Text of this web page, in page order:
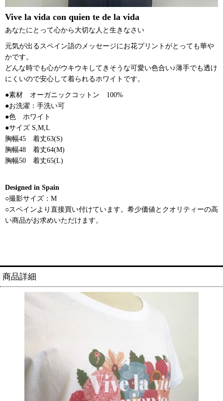
Vive la vida con quien te de la vida
あなたにとって心から大切な人と生きなさい
元気が出るスペイン語のメッセージにお花プリントがとっても華や
かです。
どんな時でも心がウキウキしてきそうな可愛い色合い♪薄手でも透け
にくいので安心して着られるホワイトです。
●素材 オーガニックコットン 100%
●お洗濯：手洗い可
●色 ホワイト
●サイズ S,M,L
胸幅45 着丈63(S)
胸幅48 着丈64(M)
胸幅50 着丈65(L)
Designed in Spain
○撮影サイズ：M
○スペインより直接買い付けています。希少価値とクオリティーの高
い商品がお求めいただけます。
商品詳細